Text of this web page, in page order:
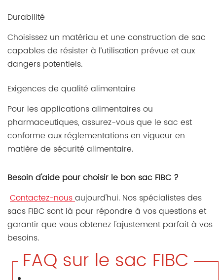
Durabilité
Choisissez un matériau et une construction de sac
capables de résister à l’utilisation prévue et aux
dangers potentiels.
Exigences de qualité alimentaire
Pour les applications alimentaires ou
pharmaceutiques, assurez-vous que le sac est
conforme aux réglementations en vigueur en
matière de sécurité alimentaire.
Besoin d'aide pour choisir le bon sac FIBC ?
Contactez-nousaujourd'hui. Nos spécialistes des
sacs FIBC sont là pour répondre à vos questions et
garantir que vous obtenez l'ajustement parfait à vos
besoins.
FAQ sur le sac FIBC